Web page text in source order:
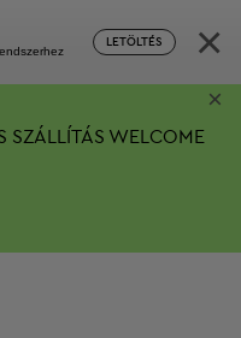
LETÖLTÉS ×
SZÁLLÍTÁS WELCOME
×